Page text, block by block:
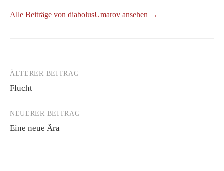
Alle Beiträge von diabolusUmarov ansehen →
Beitrags-
Navigation
ÄLTERER BEITRAG
Flucht
NEUERER BEITRAG
Eine neue Ära